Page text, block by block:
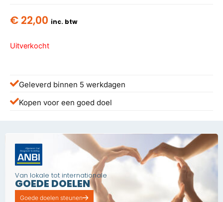
€ 22,00 inc. btw
Uitverkocht
Geleverd binnen 5 werkdagen
Kopen voor een goed doel
Van lokale tot internationale
GOEDE DOELEN
Goede doelen steunen